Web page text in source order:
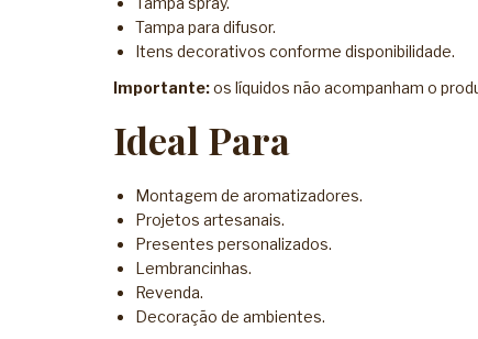
Tampa para difusor.
Itens decorativos conforme disponibilidade.
Importante:os líquidos não acompanham o
Ideal Para
Montagem de aromatizadores.
Projetos artesanais.
Presentes personalizados.
Lembrancinhas.
Revenda.
Decoração de ambientes.